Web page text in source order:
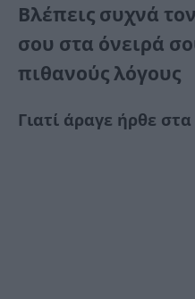
Βλέπεις συχνά
σου στα όνειρά
πιθανούς λόγους
Γιατί άραγε ήρθε